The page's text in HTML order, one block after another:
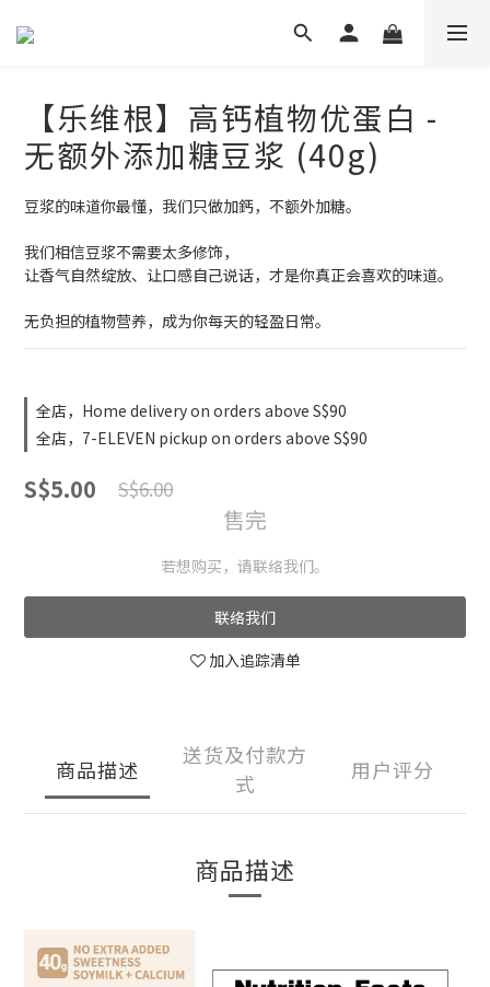
【乐维根】高钙植物优蛋白 -
无额外添加糖豆浆 (40g)
豆浆的味道你最懂，我们只做加鈣，不额外加糖。
我们相信豆浆不需要太多修饰，
让香气自然绽放、让口感自己说话，才是你真正会喜欢的味道。
无负担的植物营养，成为你每天的轻盈日常。
全店，Home delivery on orders above S$90
全店，7-ELEVEN pickup on orders above S$90
S$5.00 S$6.00
售完
若想购买，请联络我们。
联络我们
加入追踪清单
商品描述
送货及付款方
式
用户评分
商品描述